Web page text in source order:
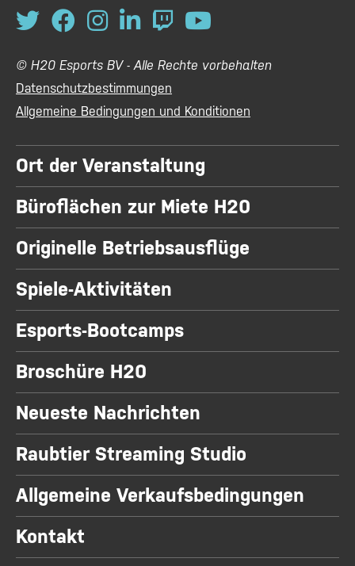
© H20 Esports BV - Alle Rechte vorbehalten
Datenschutzbestimmungen
Allgemeine Bedingungen und Konditionen
Ort der Veranstaltung
Büroflächen zur Miete H20
Originelle Betriebsausflüge
Spiele-Aktivitäten
Esports-Bootcamps
Broschüre H20
Neueste Nachrichten
Raubtier Streaming Studio
Allgemeine Verkaufsbedingungen
Kontakt